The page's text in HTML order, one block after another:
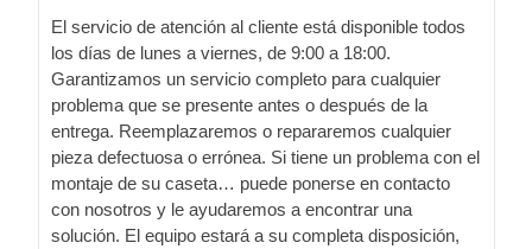
El servicio de atención al cliente está disponible todos
los días de lunes a viernes, de 9:00 a 18:00.
Garantizamos un servicio completo para cualquier
problema que se presente antes o después de la
entrega. Reemplazaremos o repararemos cualquier
pieza defectuosa o errónea. Si tiene un problema con el
montaje de su caseta… puede ponerse en contacto
con nosotros y le ayudaremos a encontrar una
solución. El equipo estará a su completa disposición,